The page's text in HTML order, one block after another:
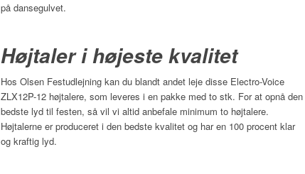
på dansegulvet.
Højtaler i højeste kvalitet
Hos Olsen Festudlejning kan du blandt andet leje disse Electro-Voice
ZLX12P-12 højtalere, som leveres i en pakke med to stk. For at opnå den
bedste lyd til festen, så vil vi altid anbefale minimum to højtalere.
Højtalerne er produceret i den bedste kvalitet og har en 100 procent klar
og kraftig lyd.